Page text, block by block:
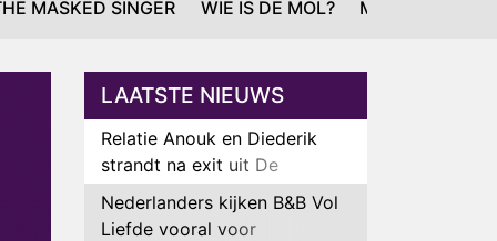
MASKED SINGER WIE IS DE MOL? MAFS
LAATSTE NIEUWS
Relatie Anouk en Diederik
strandt na exit uit De
Bondgenoten
Nederlanders kijken B&B Vol
Liefde vooral voor